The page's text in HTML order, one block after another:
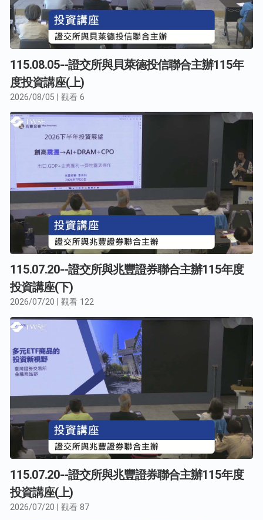
115.08.05--證交所與貝萊德投信聯合主辦115年
度投資講座(上)
2026/08/05 | 觀看 6
115.07.20--證交所與兆豐證券聯合主辦115年度
投資講座(下)
2026/07/20 | 觀看 122
115.07.20--證交所與兆豐證券聯合主辦115年度
投資講座(上)
2026/07/20 | 觀看 87